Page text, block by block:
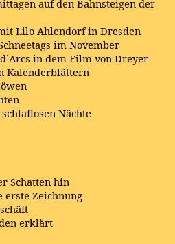
auf den Bahnsteigen der
Lilo Ahlendorf in Dresden
im November
in dem Film von Dreyer
Kalenderblättern
Nächte
Schatten hin
Zeichnung
erklärt